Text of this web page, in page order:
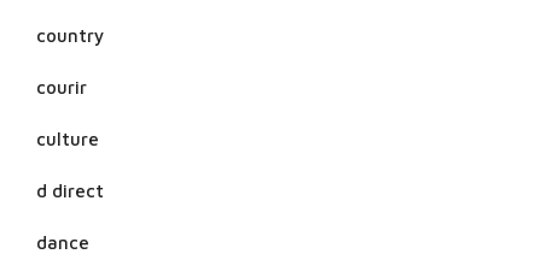
country
courir
culture
d direct
dance